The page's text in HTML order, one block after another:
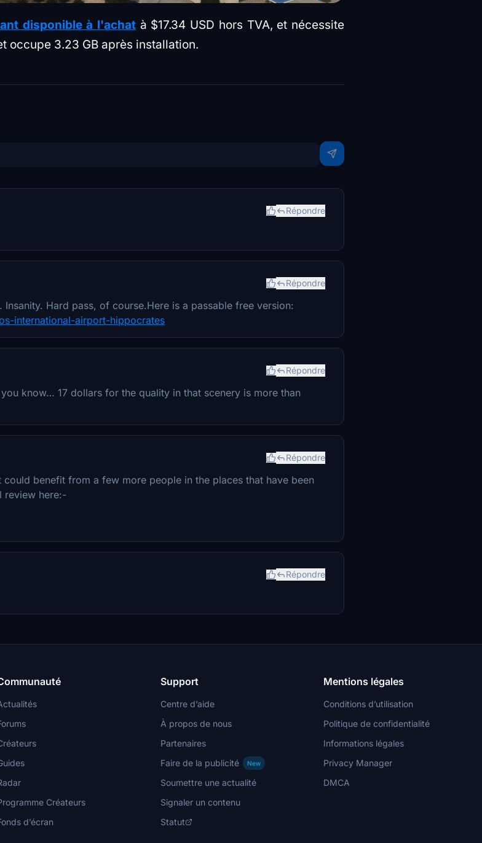
disponible à l'achat à $17.34 USD hors TVA, et nécessite
occupe 3.23 GB après installation.
Répondre
Répondre
Hard pass, of course.Here is a passable free version:
international-airport-hippocrates
Répondre
know… 17 dollars for the quality in that scenery is more than
Répondre
benefit from a few more people in the places that have been
review here:-
Répondre
Créateurs
d’écran
Support
Centre d’aide
À propos de nous
Partenaires
Faire de la publicité
New
Soumettre une actualité
Signaler un contenu
Statut
Mentions légales
Conditions d’utilisation
Politique de confidentialité
Informations légales
Privacy Manager
DMCA